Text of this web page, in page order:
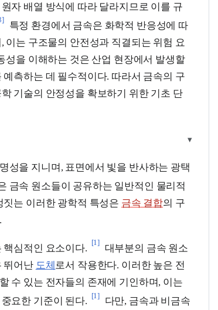
자 배열 방식에 따라 달라지므로 이를 규
특정 환경에서 금속은 화학적 반응성에 따
이는 구조물의 안전성과 직결되는 위험 요
성을 이해하는 것은 산업 현장에서 발생할
측하는 데 필수적이다. 따라서 금속의 구
기술의 안정성을 확보하기 위한 기초 단
▾
성을 지니며, 표면에서 빛을 반사하는 광택
금속 원소들이 공유하는 일반적인 물리적
는 이러한 광학적 특성은 금속 결합의 구
핵심적인 요소이다.
[1]
대부분의 금속 원소
뛰어난 도체로서 작용한다. 이러한 높은 전
수 있는 전자들의 존재에 기인하며, 이는
요한 기준이 된다.
[1]
다만, 금속과 비금속